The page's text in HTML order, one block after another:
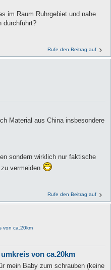
im Raum Ruhrgebiet und nahe
durchführt?
Rufe den Beitrag auf
Material aus China insbesondere
sondern wirklich nur faktische
vermeiden
Rufe den Beitrag auf
von ca.20km
von ca.20km
mein Baby zum schrauben (keine